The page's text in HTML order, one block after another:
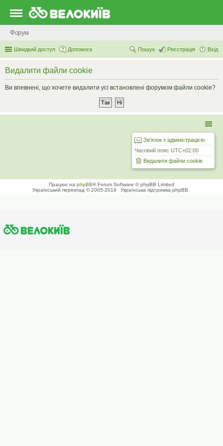
Форум
Швидкий доступ Допомога Вхід
Реєстрація
Пошук
Видалити файли cookie
Ви впевнені, що хочете видалити усі встановлені форумом файли cookie?
Зв'язок з адміністрацією
Часовий пояс UTC+02:00
Видалити файли cookie
Працює на phpBB® Forum Software © phpBB Limited
Український переклад © 2005-2019
Українська підтримка phpBB